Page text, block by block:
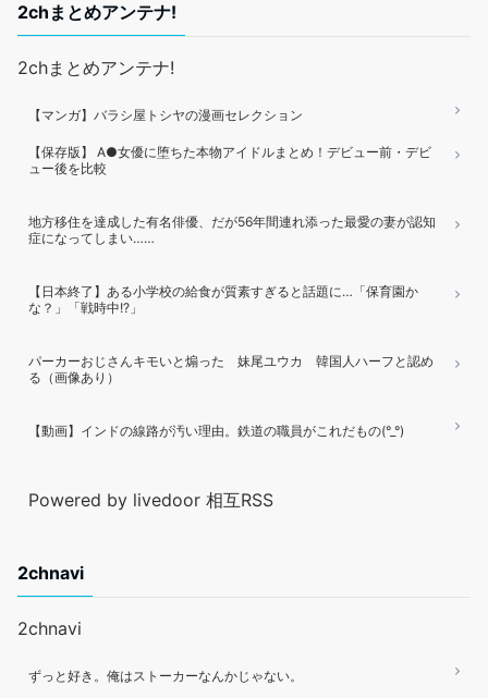
2chまとめアンテナ!
2chまとめアンテナ!
【マンガ】バラシ屋トシヤの漫画セレクション
【保存版】 A●女優に堕ちた本物アイドルまとめ！デビュー前・デビ
ュー後を比較
地方移住を達成した有名俳優、だが56年間連れ添った最愛の妻が認知
症になってしまい……
【日本終了】ある小学校の給食が質素すぎると話題に…「保育園か
な？」「戦時中!?」
パーカーおじさんキモいと煽った 妹尾ユウカ 韓国人ハーフと認め
る（画像あり）
【動画】インドの線路が汚い理由。鉄道の職員がこれだもの(°_°)
Powered by livedoor 相互RSS
2chnavi
2chnavi
ずっと好き。俺はストーカーなんかじゃない。